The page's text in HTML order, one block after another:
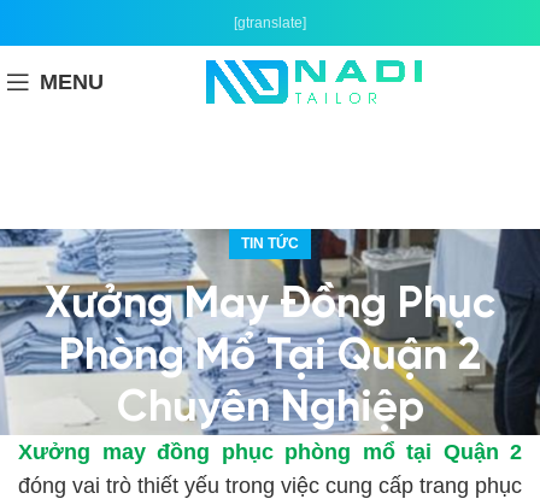
[gtranslate]
MENU
TIN TỨC
Xưởng May Đồng Phục
Phòng Mổ Tại Quận 2
Chuyên Nghiệp
Xưởng may đồng phục phòng mổ tại Quận 2
đóng vai trò thiết yếu trong việc cung cấp trang phục